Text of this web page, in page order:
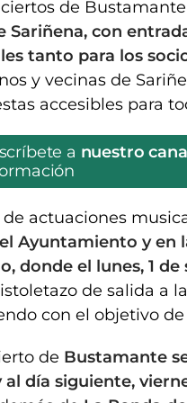
de
Sariñena, con
tanto para los
y vecinas de
accesibles para
a nuestro
de actuaciones
Ayuntamiento y en
donde el lunes, 1
de salida a
con el objetivo
de Bustamante
al día siguiente,